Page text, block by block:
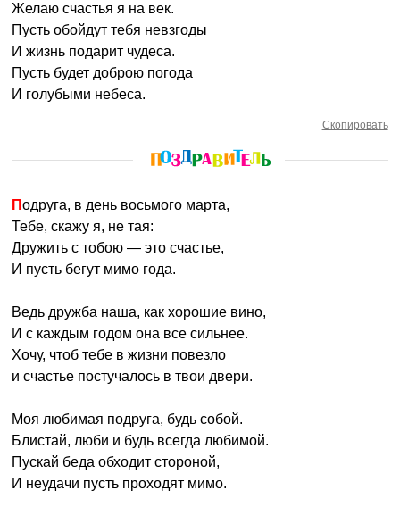
Желаю счастья я на век.
Пусть обойдут тебя невзгоды
И жизнь подарит чудеса.
Пусть будет доброю погода
И голубыми небеса.
Скопировать
Подруга, в день восьмого марта,
Тебе, скажу я, не тая:
Дружить с тобою — это счастье,
И пусть бегут мимо года.
Ведь дружба наша, как хорошие вино,
И с каждым годом она все сильнее.
Хочу, чтоб тебе в жизни повезло
и счастье постучалось в твои двери.
Моя любимая подруга, будь собой.
Блистай, люби и будь всегда любимой.
Пускай беда обходит стороной,
И неудачи пусть проходят мимо.